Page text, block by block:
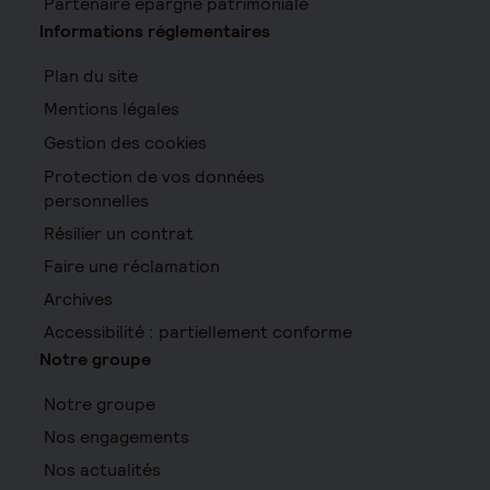
Informations réglementaires
Plan du site
Mentions légales
Gestion des cookies
Protection de vos données
personnelles
Résilier un contrat
Faire une réclamation
Archives
Accessibilité : partiellement conforme
Notre groupe
Notre groupe
Nos engagements
Nos actualités